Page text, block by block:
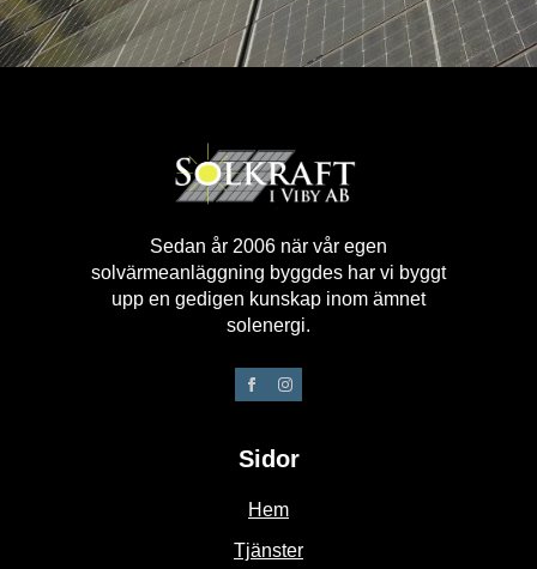
Sedan år 2006 när vår egen
solvärmeanläggning byggdes har vi byggt
upp en gedigen kunskap inom ämnet
solenergi.
Sidor
Hem
Tjänster